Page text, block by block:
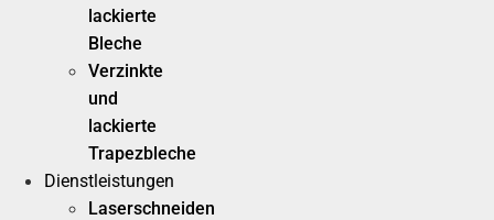
lackierte
Bleche
Verzinkte
und
lackierte
Trapezbleche
Dienstleistungen
Laserschneiden